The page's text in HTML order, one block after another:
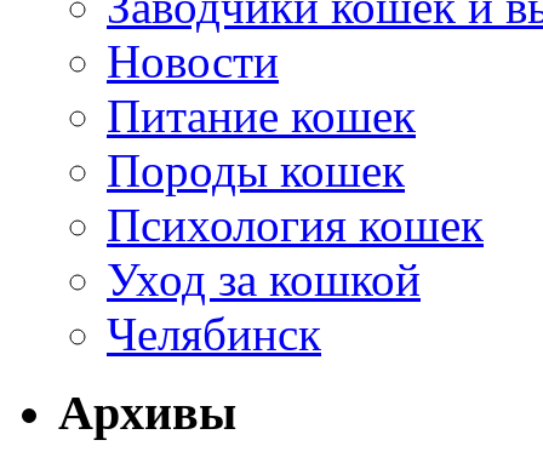
Новости
Питание кошек
Породы кошек
Психология кошек
Уход за кошкой
Челябинск
Архивы